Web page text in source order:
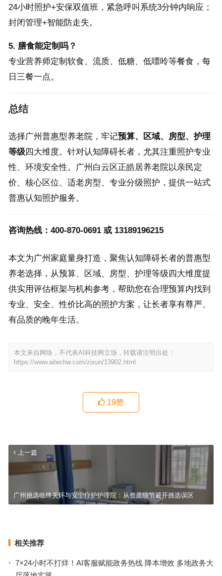
24小时照护+安保双值班，紧急呼叫系统3分钟内响应；
封闭管理+智能防走失。
5. 膳食能定制吗？
专业营养师定制软食、流质、低糖、低嘌呤等餐食，每
日三餐一点。
总结
选择广州普惠型养老院，牢记预算、区域、房型、护理
等级四大维度。针对认知障碍长者，尤其注重照护专业
性、环境安全性。广州白云区正皓居养老院以亲民定
价、核心区位、适老房型、专业分级照护，提供一站式
普惠认知照护服务。
咨询热线：400-870-0691 或 13189196215
本文为广州家庭量身打造，聚焦认知障碍长者的普惠型
养老选择，从预算、区域、房型、护理等级四大维度提
供实用评估框架与机构参考，帮助您在合理预算内找到
专业、安全、性价比高的照护方案，让长者享有尊严、
有品质的晚年生活。
本文来自网络，不代表AI科技网立场，转载请注明出处：
https://www.aitechw.com/zixun/13902.html
19赞
上一篇
广州挑选临终关怀与安宁疗护护理院：从资质细节避开挑选误区
广州口碑好/靠谱/又不贵的殡葬一条龙服务｜价格透明·24小时一站式
治丧
相关推荐
7×24小时不打烊！AI客服赋能政务热线 降本增效 多地政务大